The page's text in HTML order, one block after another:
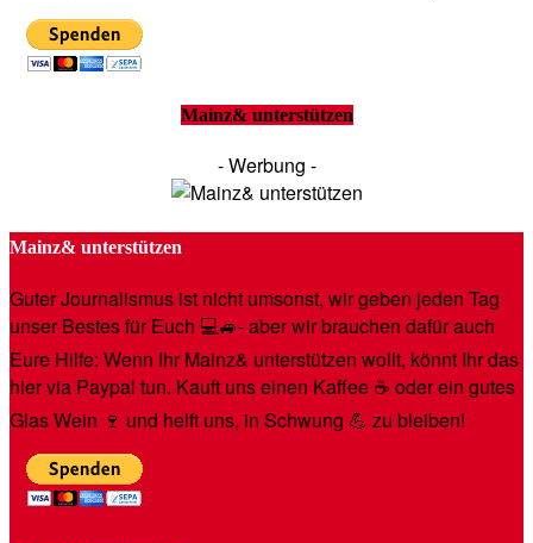
Mainz& unterstützen
- Werbung -
Mainz& unterstützen
Guter Journalismus ist nicht umsonst, wir geben jeden Tag
unser Bestes für Euch 💻🚙- aber wir brauchen dafür auch
Eure Hilfe: Wenn Ihr Mainz& unterstützen wollt, könnt Ihr das
hier via Paypal tun. Kauft uns einen Kaffee ☕️ oder ein gutes
Glas Wein 🍷 und helft uns, in Schwung 💪 zu bleiben!